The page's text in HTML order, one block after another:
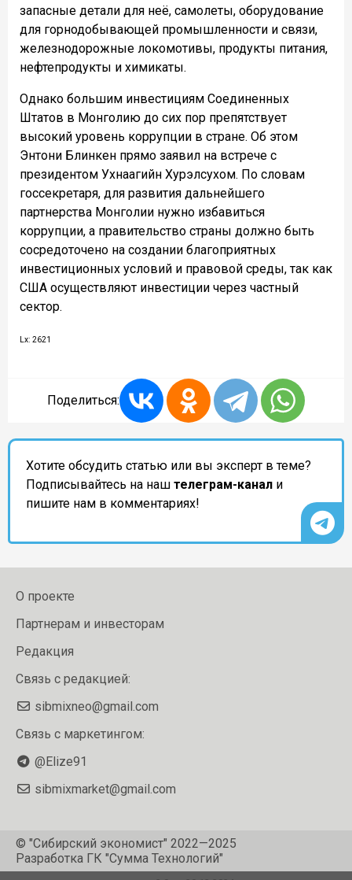
запасные детали для неё, самолеты, оборудование
для горнодобывающей промышленности и связи,
железнодорожные локомотивы, продукты питания,
нефтепродукты и химикаты.
Однако большим инвестициям Соединенных
Штатов в Монголию до сих пор препятствует
высокий уровень коррупции в стране. Об этом
Энтони Блинкен прямо заявил на встрече с
президентом Ухнаагийн Хурэлсухом. По словам
госсекретаря, для развития дальнейшего
партнерства Монголии нужно избавиться
коррупции, а правительство страны должно быть
сосредоточено на создании благоприятных
инвестиционных условий и правовой среды, так как
США осуществляют инвестиции через частный
сектор.
Lx: 2621
Поделиться:
Хотите обсудить статью или вы эксперт в теме?
Подписывайтесь на наш телеграм-канал и
пишите нам в комментариях!
О проекте
Партнерам и инвесторам
Редакция
Связь с редакцией:
sibmixneo@gmail.com
Связь с маркетингом:
@Elize91
sibmixmarket@gmail.com
© "Сибирский экономист" 2022—2025
Разработка ГК "Сумма Технологий"